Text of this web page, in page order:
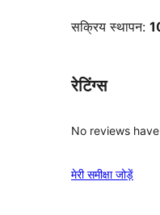
सक्रिय स्थापन:
रेटिंग्स
No reviews
मेरी समीक्षा जोड़ें